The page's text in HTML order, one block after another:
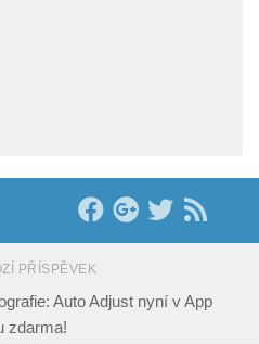
PŘÍSPĚVEK
Auto Adjust nyní v App
zdarma!